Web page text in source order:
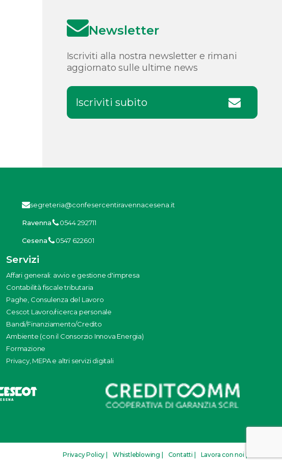
Newsletter
Iscriviti alla nostra newsletter e rimani
aggiornato sulle ultime news
Iscriviti subito
segreteria@confesercentiravennacesena.it
Ravenna 0544 292711
Cesena 0547 622601
Servizi
Affari generali: avvio e gestione d'impresa
Contabilità fiscale tributaria
Paghe, Consulenza del Lavoro
Cescot Lavoro/ricerca personale
Bandi/Finanziamento/Credito
Ambiente (con il Consorzio Innova Energia)
Formazione
Privacy, MEPA e altri servizi digitali
Privacy Policy | Whistleblowing | Contatti | Lavora con noi |